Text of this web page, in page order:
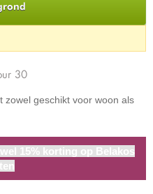
30
zowel geschikt voor woon als
15% korting op Belakos